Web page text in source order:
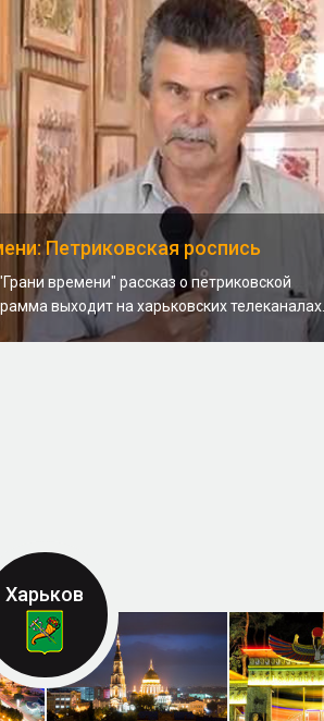
Петриковская роспись
времени" рассказ о петриковской
выходит на харьковских телеканалах...
Харьков